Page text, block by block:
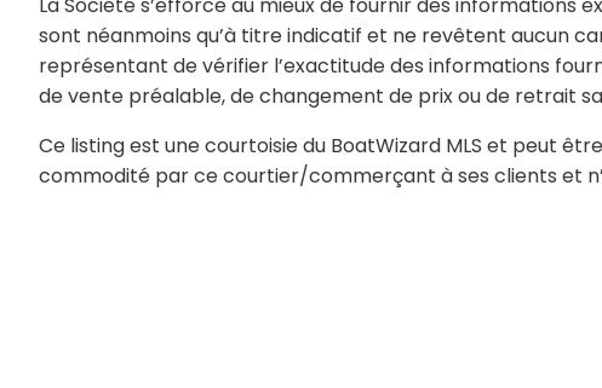
La Société s’efforce au mieux de fournir des informations
sont néanmoins qu’à titre indicatif et ne revêtent aucun
représentant de vérifier l’exactitude des informations
de vente préalable, de changement de prix ou de retrait
Ce listing est une courtoisie du BoatWizard MLS et peut
commodité par ce courtier/commerçant à ses clients et